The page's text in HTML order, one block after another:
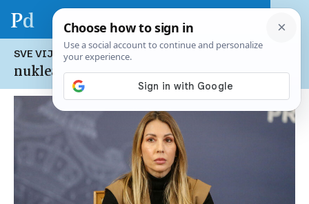
SVE VIJESTI NA TEMU:
nuklearna energija